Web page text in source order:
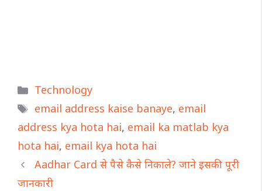
Categories
Technology
Tags
email address kaise banaye, email
address kya hota hai, email ka matlab kya
hota hai, email kya hota hai
Aadhar Card से पैसे कैसे निकाले? जाने इसकी पूरी
जानकारी